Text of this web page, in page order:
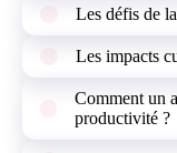
Les défis de
Les impacts
Comment un
productivité ?